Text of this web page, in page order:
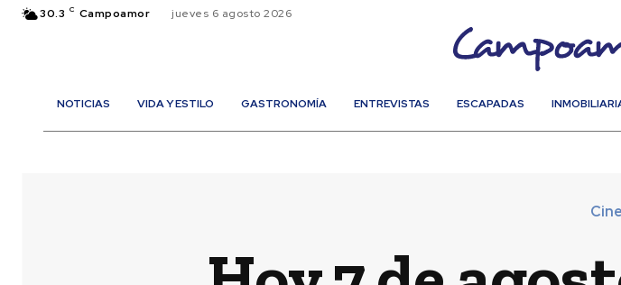
30.3 C Campoamor jueves 6 agosto 2026
NOTICIAS VIDA Y ESTILO GASTRONOMÍA ENTREVISTAS ESCAPADAS
Cine